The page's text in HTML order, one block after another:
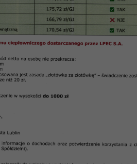
„Łęgi”
Klubem „Łęgi”
dnia wakacji.
wakacyjna. Dzieci
do 15.00 przyjemnie i
zajęcia muzyczne,